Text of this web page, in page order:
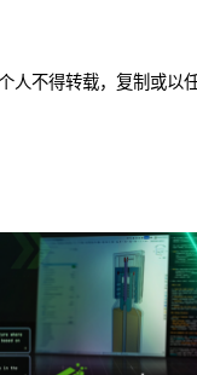
不得转载，复制或以